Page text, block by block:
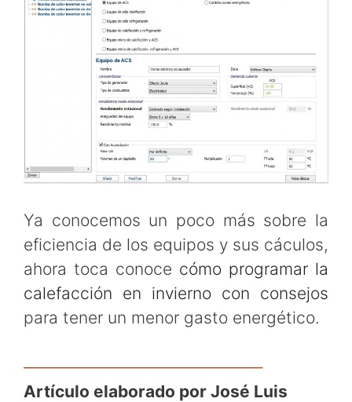
Ya conocemos un poco más sobre la
eficiencia de los equipos y sus cáculos,
ahora toca conoce cómo programar la
calefacción en invierno con consejos
para tener un menor gasto energético.
——————————————–
Artículo elaborado por José Luis